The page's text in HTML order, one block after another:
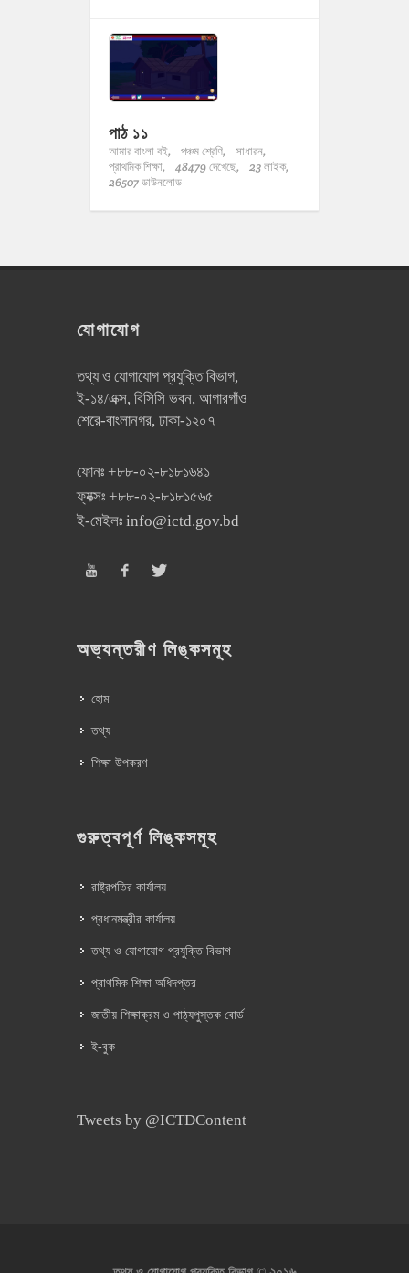
পাঠ ১১
আমার বাংলা বই, পঞ্চম শ্রেণি,
সাধারন,
প্রাথমিক শিক্ষা,
48479 দেখেছে,
23 লাইক,
26507 ডাউনলোড
যোগাযোগ
তথ্য ও যোগাযোগ প্রযুক্তি বিভাগ,
ই-১৪/এক্স, বিসিসি ভবন, আগারগাঁও
শেরে-বাংলানগর, ঢাকা-১২০৭
ফোনঃ +৮৮-০২-৮১৮১৬৪১
ফ্যক্সঃ +৮৮-০২-৮১৮১৫৬৫
ই-মেইলঃ info@ictd.gov.bd
অভ্যন্তরীণ লিঙ্কসমূহ
হোম
তথ্য
শিক্ষা উপকরণ
গুরুত্বপূর্ণ লিঙ্কসমূহ
রাষ্ট্রপতির কার্যালয়
প্রধানমন্ত্রীর কার্যালয়
তথ্য ও যোগাযোগ প্রযুক্তি বিভাগ
প্রাথমিক শিক্ষা অধিদপ্তর
জাতীয় শিক্ষাক্রম ও পাঠ্যপুস্তক বোর্ড
ই-বুক
Tweets by @ICTDContent